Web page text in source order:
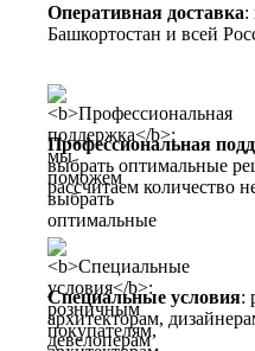
Оперативная доставка:
Башкортостан и всей
Профессиональная
выбрать оптимальные
рассчитаем количество
Специальные условия:
архитекторам,
девелоперам